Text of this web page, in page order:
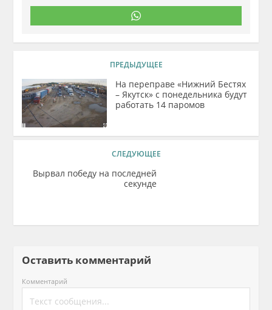
ПРЕДЫДУЩЕЕ
На переправе «Нижний Бестях
– Якутск» с понедельника будут
работать 14 паромов
СЛЕДУЮЩЕЕ
Вырвал победу на последней
секунде
Оставить комментарий
Комментарий